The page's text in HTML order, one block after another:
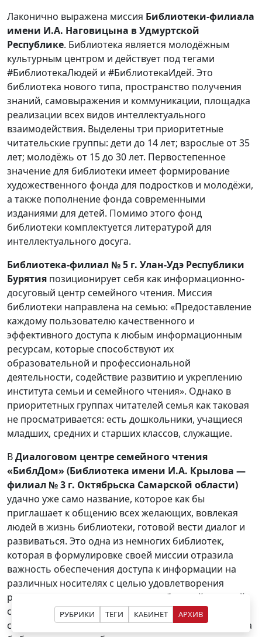
РУБРИКИ ТЕГИ КАБИНЕТ АРХИВ
Лаконично выражена миссия Библиотеки-филиала
имени И.А. Наговицына в Удмуртской
Республике. Библиотека является молодёжным
культурным центром и действует под тегами
#БиблиотекаЛюдей и #БиблиотекаИдей. Это
библиотека нового типа, пространство получения
знаний, самовыражения и коммуникации, площадка
реализации всех видов интеллектуального
взаимодействия. Выделены три приоритетные
читательские группы: дети до 14 лет; взрослые от 35
лет; молодёжь от 15 до 30 лет. Первостепенное
значение для библиотеки имеет формирование
художественного фонда для подростков и молодёжи,
а также пополнение фонда современными
изданиями для детей. Помимо этого фонд
библиотеки комплектуется литературой для
интеллектуального досуга.
Библиотека-филиал № 5 г. Улан-Удэ Республики
Бурятия позиционирует себя как информационно-
досуговый центр семейного чтения. Миссия
библиотеки направлена на семью: «Предоставление
каждому пользователю качественного и
эффективного доступа к любым информационным
ресурсам, которые способствуют их
образовательной и профессиональной
деятельности, содействие развитию и укреплению
института семьи и семейного чтения». Однако в
приоритетных группах читателей семья как таковая
не просматривается: есть дошкольники, учащиеся
младших, средних и старших классов, служащие.
ВДиалоговом центре семейного чтения
«БиблДом» (Библиотека имени И.А. Крылова —
филиал № 3 г. Октябрьска Самарской области)
удачно уже само название, которое как бы
приглашает к общению всех желающих, вовлекая
людей в жизнь библиотеки, готовой вести диалог и
развиваться. Это одна из немногих библиотек,
которая в формулировке своей миссии отразила
важность обеспечения доступа к информации на
различных носителях с целью удовлетворения
реальных и потенциальных потребностей жителей
своего города. Обеспечивая пользователям
свободный доступ к информационным ресурсам, эта